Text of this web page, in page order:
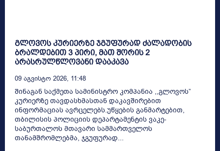
გლოვოს კურიერზე ჯგუფურად ძალადობის
ბრალდებით 3 პირი, მათ შორის 2
არასრულწლოვანი დააკავა
09 Აგვისტო 2026, 11:48
შინაგან საქმეთა სამინისტრო კომპანია ,,გლოვოს”
კურიერზე თავდასხმასთან დაკავშირებით
ინფორმაციას ავრცელებს.უწყების განმარტებით,
თბილისის პოლიციის დეპარტამენტის ვაკე-
საბურთალოს მთავარი სამმართველოს
თანამშრომლებმა, ჯგუფურად...